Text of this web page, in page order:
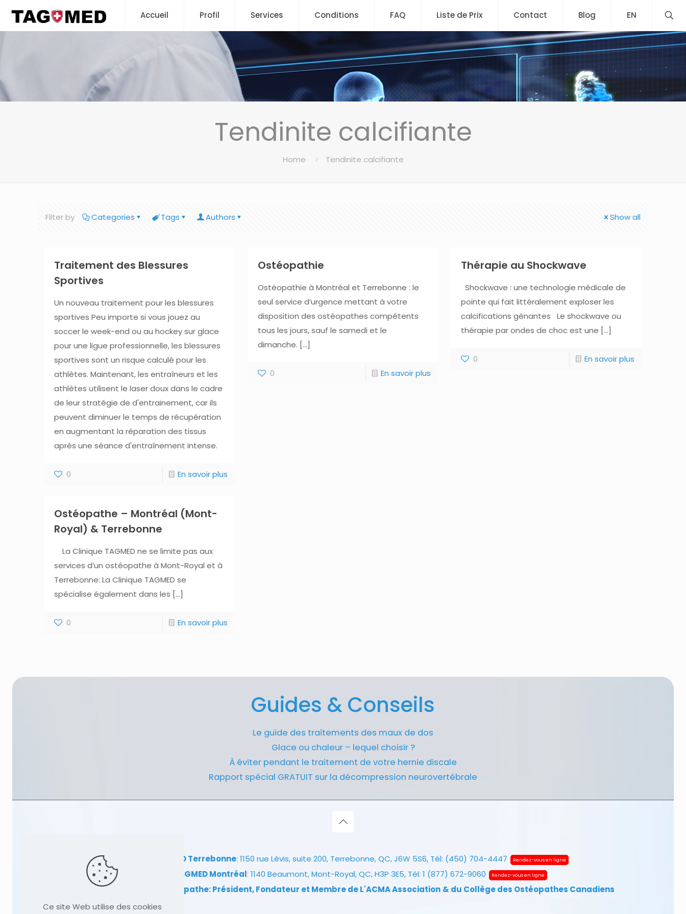
Accueil Profil Services Conditions FAQ Liste de Prix Contact Blog EN
Tendinite calcifiante
Home Tendinite calcifiante
Filter by Categories Tags Authors Show all
Traitement des Blessures
Sportives
Un nouveau traitement pour les blessures
sportives Peu importe si vous jouez au
soccer le week-end ou au hockey sur glace
pour une ligue professionnelle, les blessures
sportives sont un risque calculé pour les
athlètes. Maintenant, les entraîneurs et les
athlètes utilisent le laser doux dans le cadre
de leur stratégie de d'entrainement, car ils
peuvent diminuer le temps de récupération
en augmentant la réparation des tissus
après une séance d'entraînement intense.
0 En savoir plus
Ostéopathie
Ostéopathie à Montréal et Terrebonne : le
seul service d’urgence mettant à votre
disposition des ostéopathes compétents
tous les jours, sauf le samedi et le
dimanche. […]
0 En savoir plus
Thérapie au Shockwave
Shockwave : une technologie médicale de
pointe qui fait littéralement exploser les
calcifications gênantes Le shockwave ou
thérapie par ondes de choc est une […]
0 En savoir plus
Ostéopathe – Montréal (Mont-
Royal) & Terrebonne
La Clinique TAGMED ne se limite pas aux
services d’un ostéopathe à Mont-Royal et à
Terrebonne: La Clinique TAGMED se
spécialise également dans les […]
0 En savoir plus
Guides & Conseils
Le guide des traitements des maux de dos
Glace ou chaleur – lequel choisir ?
À éviter pendant le traitement de votre hernie discale
Rapport spécial GRATUIT sur la décompression neurovertébrale
Clinique TAGMED Terrebonne: 1150 rue Lévis, suite 200, Terrebonne, QC, J6W 5S6, Tél: (450) 704-4447 Rendez-vous en ligne
Clinique TAGMED Montréal: 1140 Beaumont, Mont-Royal, QC, H3P 3E5, Tél: 1 (877) 672-9060 Rendez-vous en ligne
Dr Sylvain Desforges, ostéopathe: Président, Fondateur et Membre de L'ACMA Association & du Collège des Ostéopathes Canadiens
Ce site Web utilise des cookies